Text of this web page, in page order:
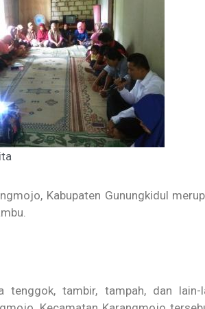
Kabupaten Gunungkidul
tambir, tampah, dan